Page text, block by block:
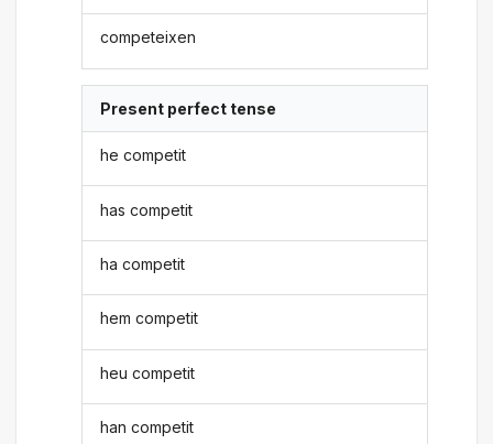
competeixen
Present perfect tense
he competit
has competit
ha competit
hem competit
heu competit
han competit